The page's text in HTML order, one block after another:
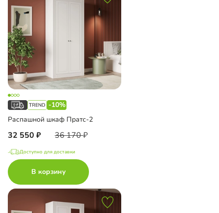
-10%
Распашной шкаф Пратс-2
32 550 36 170
Доступно для доставки
В корзину